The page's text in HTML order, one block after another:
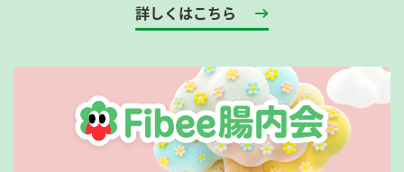
詳しくはこちら